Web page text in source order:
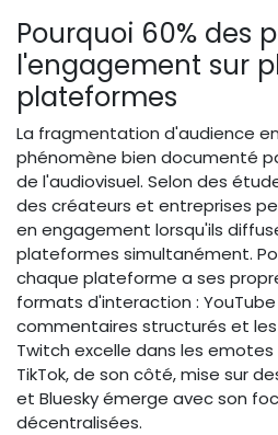
Pourquoi 60% des
l'engagement sur
plateformes
La fragmentation d'audience
phénomène bien documenté
de l'audiovisuel. Selon des
des créateurs et entreprises
en engagement lorsqu'ils
plateformes simultanément.
chaque plateforme a ses
formats d'interaction : YouTube
commentaires structurés et
Twitch excelle dans les
TikTok, de son côté, mise sur
et Bluesky émerge avec son
décentralisées.